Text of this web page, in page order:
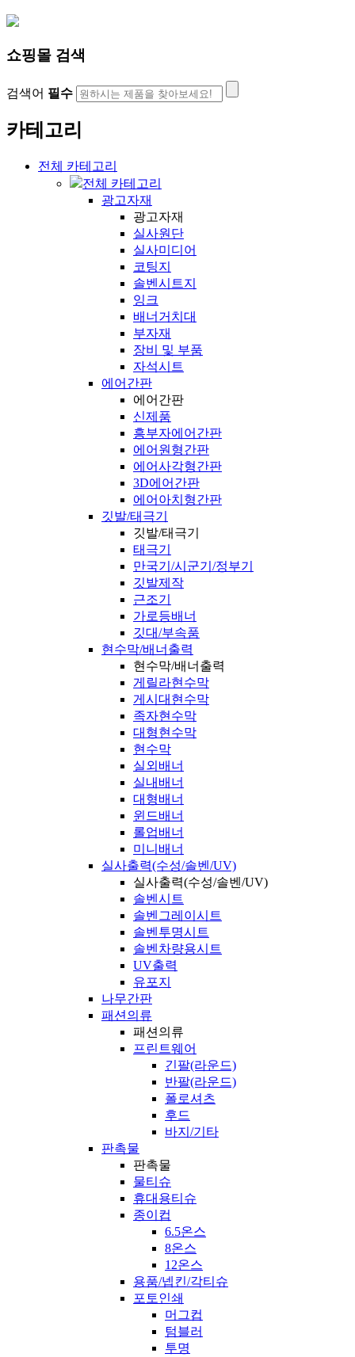
쇼핑몰 검색
검색어 필수
카테고리
전체 카테고리
전체 카테고리
광고자재
광고자재
실사원단
실사미디어
코팅지
솔벤시트지
잉크
배너거치대
부자재
장비 및 부품
자석시트
에어간판
에어간판
신제품
흥부자에어간판
에어원형간판
에어사각형간판
3D에어간판
에어아치형간판
깃발/태극기
깃발/태극기
태극기
만국기/시군기/정부기
깃발제작
근조기
가로등배너
깃대/부속품
현수막/배너출력
현수막/배너출력
게릴라현수막
게시대현수막
족자현수막
대형현수막
현수막
실외배너
실내배너
대형배너
윈드배너
롤업배너
미니배너
실사출력(수성/솔벤/UV)
실사출력(수성/솔벤/UV)
솔벤시트
솔벤그레이시트
솔벤투명시트
솔벤차량용시트
UV출력
유포지
나무간판
패션의류
패션의류
프린트웨어
긴팔(라운드)
반팔(라운드)
폴로셔츠
후드
바지/기타
판촉물
판촉물
물티슈
휴대용티슈
종이컵
6.5온스
8온스
12온스
용품/넵킨/각티슈
포토인쇄
머그컵
텀블러
투명